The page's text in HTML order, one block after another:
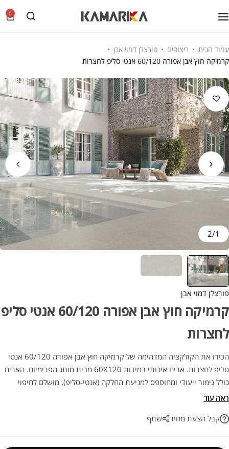
0
עמוד הבית ריצופים
פורצלן דמוי אבן
קרמיקה חוץ אבן אפורה 60/120 אנטי סליפ לחצרות
1
/
2
פורצלן דמוי אבן
קרמיקה חוץ אבן אפורה 60/120 אנטי סליפ
לחצרות
הכירו את הקולקציה המדהימה של קרמיקה חוץ אבן אפורה 60/120 אנטי
סליפ לחצרות. אריח איכותי במידות 60X120 מבית מותג הפרימיום. האריח
כולל גימור ייעודי ומחוספס למניעת החלקה (אנטי-סליפ), מושלם לחיפוי
וריצוף חוץ, מרפסות, בריכות שחייה וגינות תוך שמירה על בטיחות
לאורך שנים.
ראה עוד
קבל הצעת מחיר
שתף